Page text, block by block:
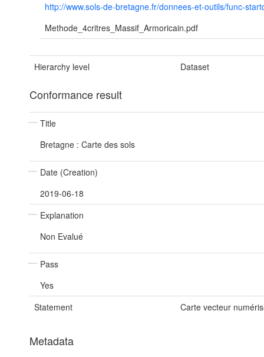
http://www.sols-de-bretagne.fr/donnees-et-outils/func-
Methode_4critres_Massif_Armoricain.pdf
Hierarchy level Dataset
Conformance result
Title
Bretagne : Carte des sols
Date (Creation)
2019-06-18
Explanation
Non Evalué
Pass
Yes
Statement
Carte vecteur
Metadata